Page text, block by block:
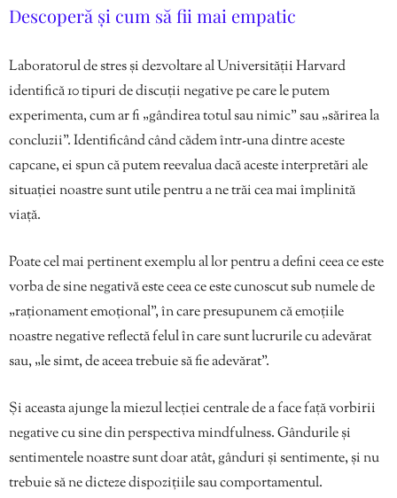
Descoperă și cum să fii mai empatic
Laboratorul de stres și dezvoltare al Universității Harvard
identifică 10 tipuri de discuții negative pe care le putem
experimenta, cum ar fi „gândirea totul sau nimic” sau „sărirea la
concluzii”. Identificând când cădem într-una dintre aceste
capcane, ei spun că putem reevalua dacă aceste interpretări ale
situației noastre sunt utile pentru a ne trăi cea mai împlinită
viață.
Poate cel mai pertinent exemplu al lor pentru a defini ceea ce este
vorba de sine negativă este ceea ce este cunoscut sub numele de
„raționament emoțional”, în care presupunem că emoțiile
noastre negative reflectă felul în care sunt lucrurile cu adevărat
sau, „le simt, de aceea trebuie să fie adevărat”.
Și aceasta ajunge la miezul lecției centrale de a face față vorbirii
negative cu sine din perspectiva mindfulness. Gândurile și
sentimentele noastre sunt doar atât, gânduri și sentimente, și nu
trebuie să ne dicteze dispozițiile sau comportamentul.